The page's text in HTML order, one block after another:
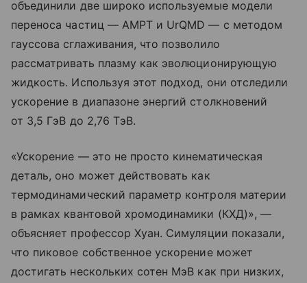
объединили две широко используемые модели
переноса частиц — AMPT и UrQMD — с методом
гауссова сглаживания, что позволило
рассматривать плазму как эволюционирующую
жидкость. Используя этот подход, они отследили
ускорение в диапазоне энергий столкновений
от 3,5 ГэВ до 2,76 ТэВ.
«Ускорение — это не просто кинематическая
деталь, оно может действовать как
термодинамический параметр контроля материи
в рамках квантовой хромодинамики (КХД)», —
объясняет профессор Хуан. Симуляции показали,
что пиковое собственное ускорение может
достигать нескольких сотен МэВ как при низких,